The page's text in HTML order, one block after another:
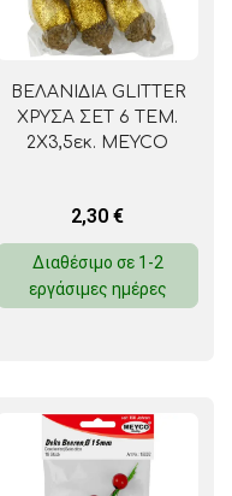
ΒΕΛΑΝΙΔΙΑ GLITTER
ΧΡΥΣΑ ΣΕΤ 6 ΤΕΜ.
2X3,5εκ. MEYCO
2,30 €
Διαθέσιμο σε 1-2
εργάσιμες ημέρες